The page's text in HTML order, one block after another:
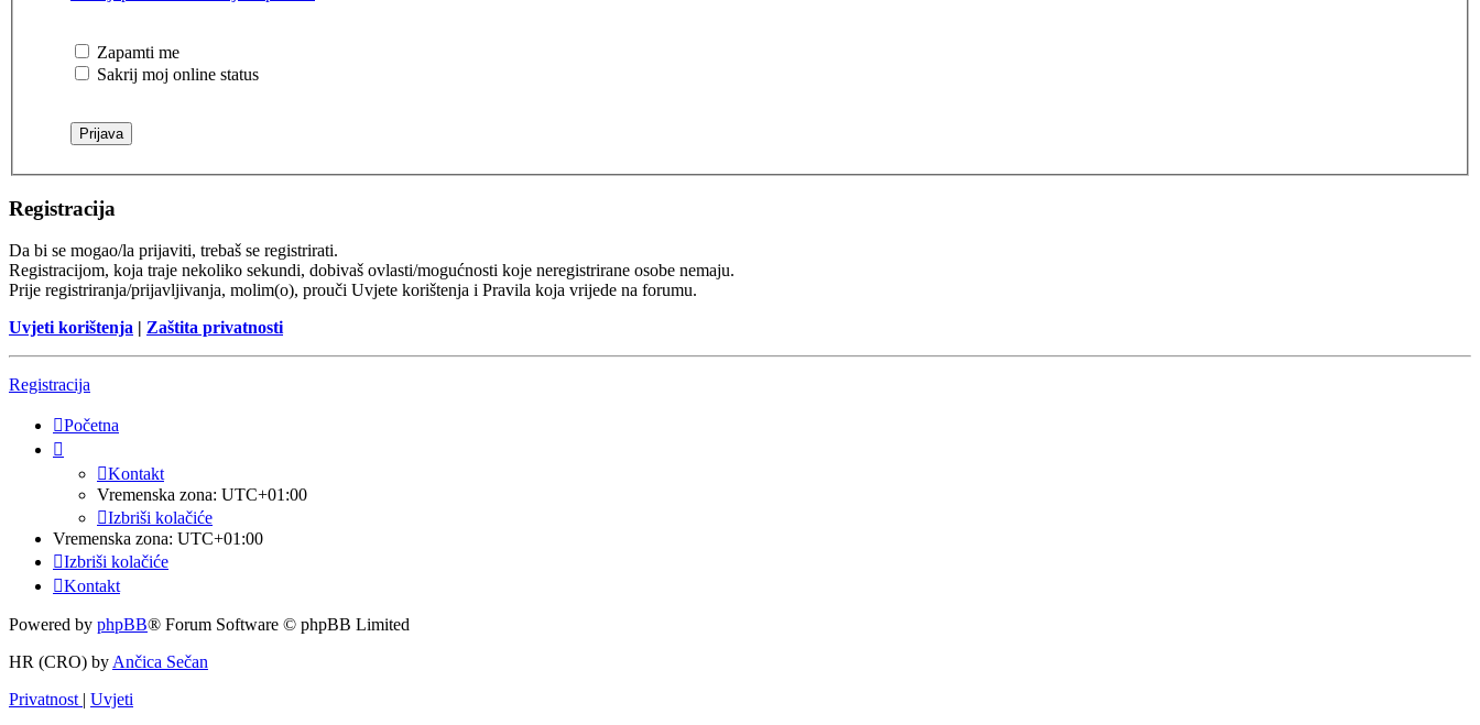
Zapamti me
Sakrij moj online status
Registracija
Da bi se mogao/la prijaviti, trebaš se registrirati.
Registracijom, koja traje nekoliko sekundi, dobivaš ovlasti/mogućnosti koje neregistrirane osobe nemaju.
Prije registriranja/prijavljivanja, molim(o), prouči Uvjete korištenja i Pravila koja vrijede na forumu.
Uvjeti korištenja | Zaštita privatnosti
Registracija
Početna
Kontakt
Vremenska zona: UTC+01:00
Izbriši kolačiće
Vremenska zona: UTC+01:00
Izbriši kolačiće
Kontakt
Powered by phpBB® Forum Software © phpBB Limited
HR (CRO) by Ančica Sečan
Privatnost | Uvjeti